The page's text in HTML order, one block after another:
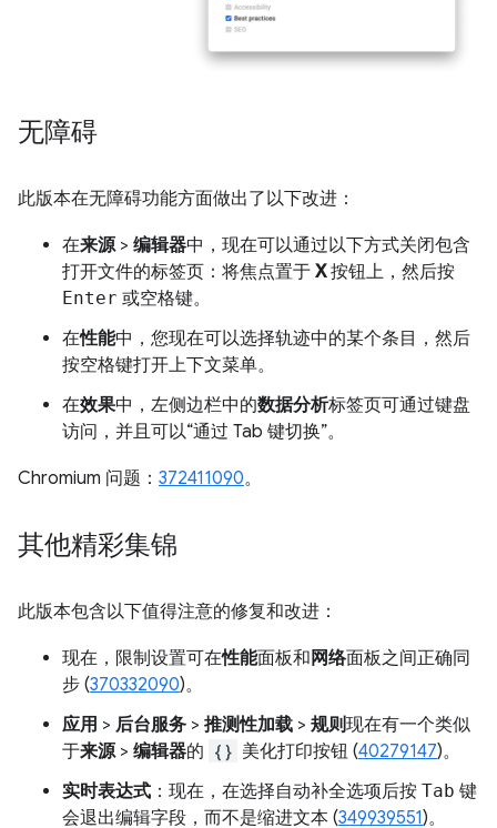
无障碍
此版本在无障碍功能方面做出了以下改进：
在来源> 编辑器中，现在可以通过以下方式关闭包含
打开文件的标签页：将焦点置于 X按钮上，然后按
Enter 或空格键。
在性能中，您现在可以选择轨迹中的某个条目，然后
按空格键打开上下文菜单。
在效果中，左侧边栏中的数据分析标签页可通过键盘
访问，并且可以“通过 Tab 键切换”。
Chromium 问题： 372411090。
其他精彩集锦
此版本包含以下值得注意的修复和改进：
现在，限制设置可在性能面板和 网络面板之间正确同
步 (370332090)。
应用 > 后台服务 > 推测性加载 > 规则现在有一个类似
于来源> 编辑器的 {} 美化打印按钮 (40279147)。
实时表达式 ：现在，在选择自动补全选项后按 Tab 键
会退出编辑字段，而不是缩进文本 (349939551)。